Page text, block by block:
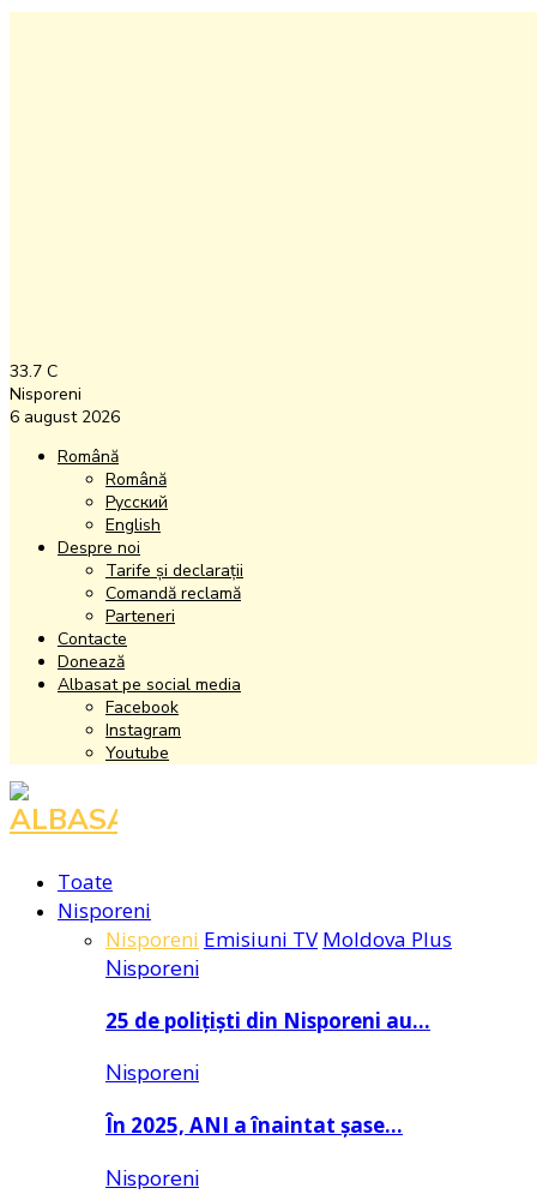
33.7 C
Nisporeni
6 august 2026
Română
Română
Русский
English
Despre noi
Tarife și declarații
Comandă reclamă
Parteneri
Contacte
Donează
Albasat pe social media
Facebook
Instagram
Youtube
Facebook
Instagram
Youtube
Toate
Nisporeni
Nisporeni Emisiuni TV Moldova Plus
Nisporeni
25 de polițiști din Nisporeni au…
Nisporeni
În 2025, ANI a înaintat șase…
Nisporeni